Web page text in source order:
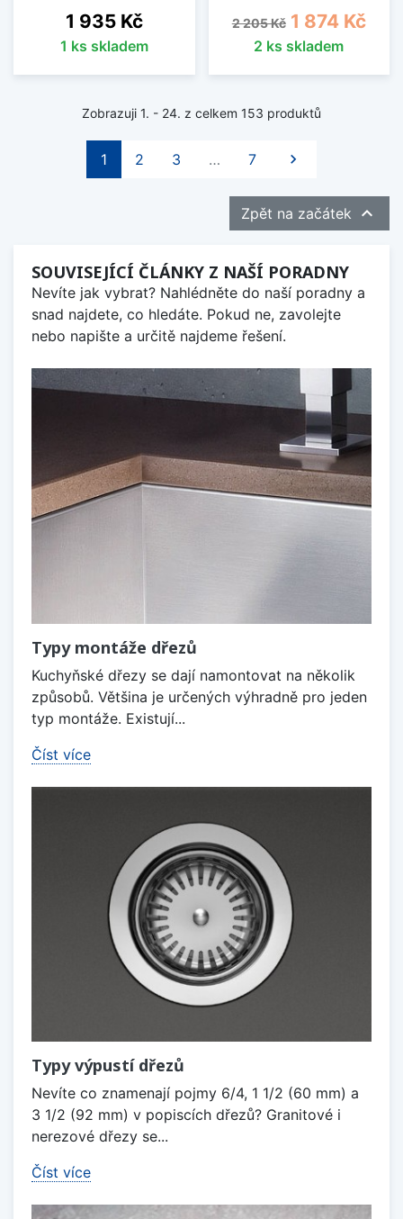
Cena
1 935 Kč
1 ks skladem
Běžná cena
2 205 Kč Cena
1 874 Kč
2 ks skladem
Zobrazuji 1. - 24. z celkem 153 produktů
1 2 3 … 7 Další

Zpět na začátek 
SOUVISEJÍCÍ ČLÁNKY Z NAŠÍ PORADNY
Nevíte jak vybrat? Nahlédněte do naší poradny a
snad najdete, co hledáte. Pokud ne, zavolejte
nebo napište a určitě najdeme řešení.
Typy montáže dřezů
Kuchyňské dřezy se dají namontovat na několik
způsobů. Většina je určených výhradně pro jeden
typ montáže. Existují...
Číst více
Typy výpustí dřezů
Nevíte co znamenají pojmy 6/4, 1 1/2 (60 mm) a
3 1/2 (92 mm) v popiscích dřezů? Granitové i
nerezové dřezy se...
Číst více